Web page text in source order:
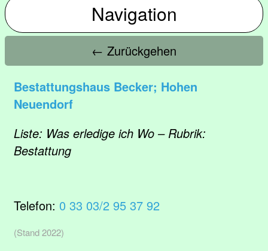
Navigation
← Zurückgehen
Bestattungshaus Becker; Hohen
Neuendorf
Liste: Was erledige ich Wo – Rubrik:
Bestattung
Telefon: 0 33 03/2 95 37 92
(Stand 2022)